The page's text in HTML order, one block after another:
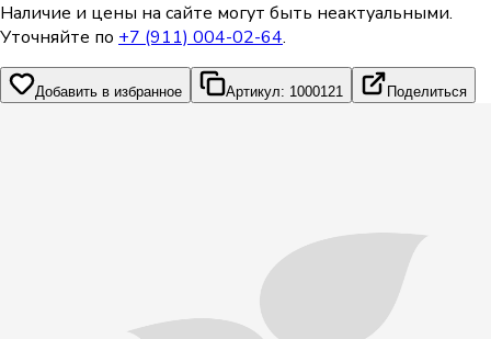
Наличие и цены на сайте могут быть неактуальными.
Уточняйте по +7 (911) 004-02-64.
Добавить в избранное Артикул: 1000121 Поделиться